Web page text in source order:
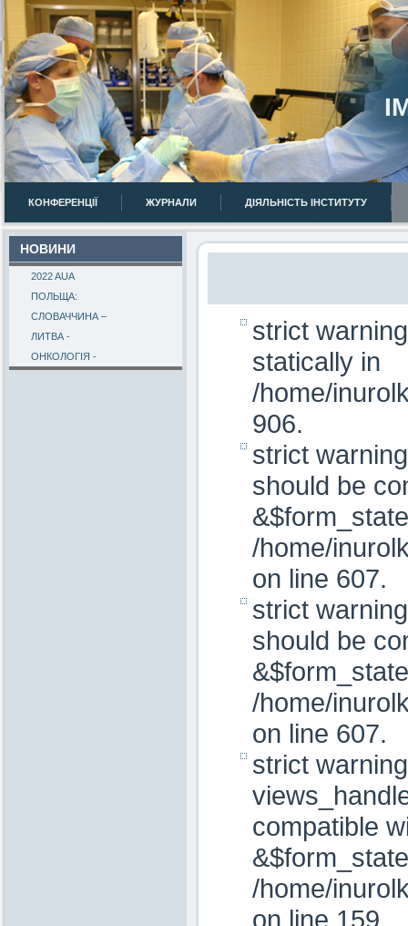
КОНФЕРЕНЦІЇ ЖУРНАЛИ ДІЯЛЬНІСТЬ ІНСТИТУТУ
НОВИНИ
2022 AUA
ПОЛЬЩА:
СЛОВАЧЧИНА –
ЛИТВА -
ОНКОЛОГІЯ -
strict
statically in
/home/
906.
strict
should be
/home/
on line 607.
strict
should be
/home/
on line 607.
strict
compatible
/home/
on line 159.